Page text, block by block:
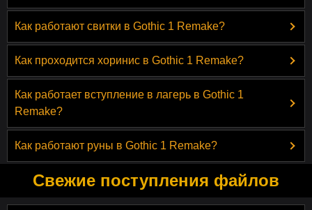
Как работают свитки в Gothic 1 Remake?
Как проходится хоринис в Gothic 1 Remake?
Как работает вступление в лагерь в Gothic 1
Remake?
Как работают руны в Gothic 1 Remake?
Свежие поступления файлов